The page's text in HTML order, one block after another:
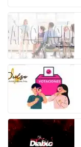
k
c
e
b
o
o
k
itt
er